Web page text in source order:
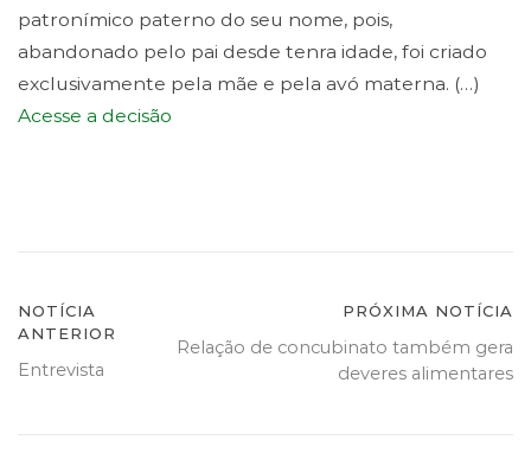
patronímico paterno do seu nome, pois,
abandonado pelo pai desde tenra idade, foi criado
exclusivamente pela mãe e pela avó materna. (…)
Acesse a decisão
Navegação
de
NOTÍCIA
ANTERIOR
Entrevista
PRÓXIMA NOTÍCIA
Relação de concubinato também gera
deveres alimentares